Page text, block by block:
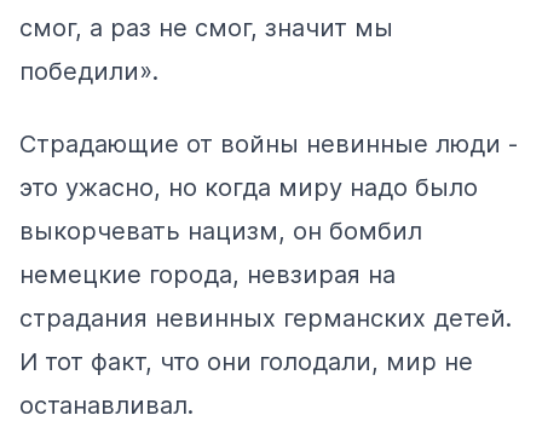
смог, а раз не смог, значит мы
победили».
Страдающие от войны невинные люди -
это ужасно, но когда миру надо было
выкорчевать нацизм, он бомбил
немецкие города, невзирая на
страдания невинных германских детей.
И тот факт, что они голодали, мир не
останавливал.